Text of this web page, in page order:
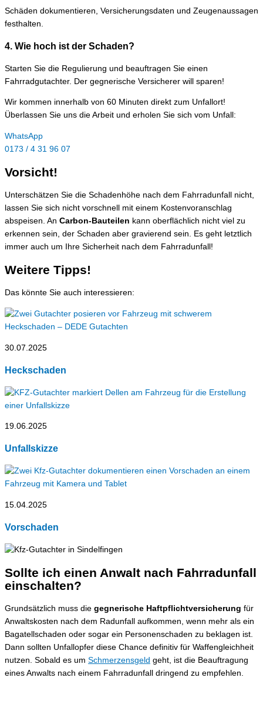
Schäden dokumentieren, Versicherungsdaten und Zeugenaussagen
festhalten.
4. Wie hoch ist der Schaden?
Starten Sie die Regulierung und beauftragen Sie einen
Fahrradgutachter. Der gegnerische Versicherer will sparen!
Wir kommen innerhalb von 60 Minuten direkt zum Unfallort!
Überlassen Sie uns die Arbeit und erholen Sie sich vom Unfall:
WhatsApp
0173 / 4 31 96 07
Vorsicht!
Unterschätzen Sie die Schadenhöhe nach dem Fahrradunfall nicht,
lassen Sie sich nicht vorschnell mit einem Kostenvoranschlag
abspeisen. An Carbon-Bauteilen kann oberflächlich nicht viel zu
erkennen sein, der Schaden aber gravierend sein. Es geht letztlich
immer auch um Ihre Sicherheit nach dem Fahrradunfall!
Weitere Tipps!
Das könnte Sie auch interessieren:
30.07.2025
Heckschaden
19.06.2025
Unfallskizze
15.04.2025
Vorschaden
Sollte ich einen Anwalt nach Fahrradunfall
einschalten?
Grundsätzlich muss die gegnerische Haftpflichtversicherung für
Anwaltskosten nach dem Radunfall aufkommen, wenn mehr als ein
Bagatellschaden oder sogar ein Personenschaden zu beklagen ist.
Dann sollten Unfallopfer diese Chance definitiv für Waffengleichheit
nutzen. Sobald es um Schmerzensgeld geht, ist die Beauftragung
eines Anwalts nach einem Fahrradunfall dringend zu empfehlen.